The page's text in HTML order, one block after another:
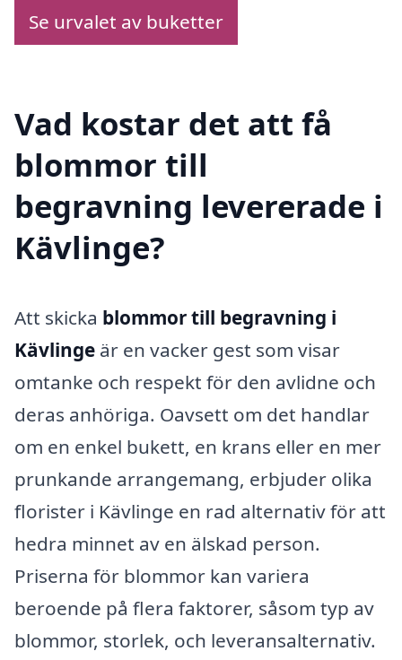
Se urvalet av buketter
Vad kostar det att få
blommor till
begravning levererade i
Kävlinge?
Att skicka blommor till begravning i
Kävlinge är en vacker gest som visar
omtanke och respekt för den avlidne och
deras anhöriga. Oavsett om det handlar
om en enkel bukett, en krans eller en mer
prunkande arrangemang, erbjuder olika
florister i Kävlinge en rad alternativ för att
hedra minnet av en älskad person.
Priserna för blommor kan variera
beroende på flera faktorer, såsom typ av
blommor, storlek, och leveransalternativ.